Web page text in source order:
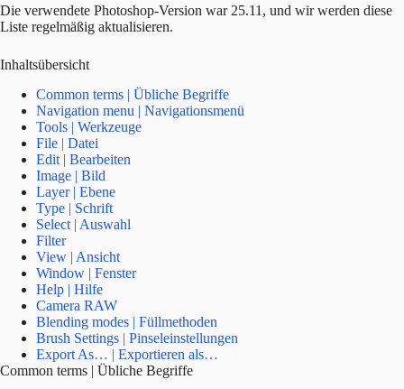
Die verwendete Photoshop-Version war 25.11, und wir werden diese
Liste regelmäßig aktualisieren.
Inhaltsübersicht
Common terms | Übliche Begriffe
Navigation menu | Navigationsmenü
Tools | Werkzeuge
File | Datei
Edit | Bearbeiten
Image | Bild
Layer | Ebene
Type | Schrift
Select | Auswahl
Filter
View | Ansicht
Window | Fenster
Help | Hilfe
Camera RAW
Blending modes | Füllmethoden
Brush Settings | Pinseleinstellungen
Export As… | Exportieren als…
Common terms | Übliche Begriffe